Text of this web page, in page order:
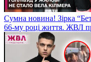
Сумна новина! Зірка
66-му році життя. ЖВЛ